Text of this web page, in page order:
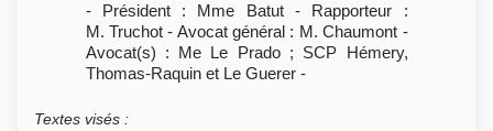
- Président : Mme Batut - Rapporteur :
M. Truchot - Avocat général : M. Chaumont -
Avocat(s) : Me Le Prado ; SCP Hémery,
Thomas-Raquin et Le Guerer -
Textes visés :